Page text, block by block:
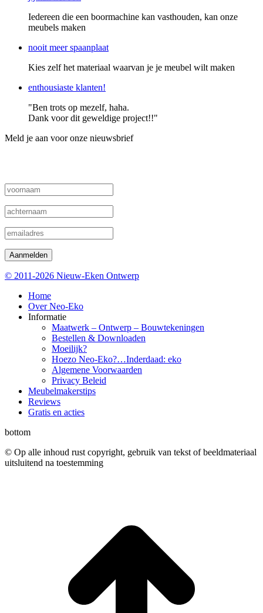
Iedereen die een boormachine kan vasthouden, kan onze
meubels maken
nooit meer spaanplaat
Kies zelf het materiaal waarvan je je meubel wilt maken
enthousiaste klanten!
"Ben trots op mezelf, haha.
Dank voor dit geweldige project!!"
Meld je aan voor onze nieuwsbrief
© 2011-2026 Nieuw-Eken Ontwerp
Home
Over Neo-Eko
Informatie
Maatwerk – Ontwerp – Bouwtekeningen
Bestellen & Downloaden
Moeilijk?
Hoezo Neo-Eko?…Inderdaad: eko
Algemene Voorwaarden
Privacy Beleid
Meubelmakerstips
Reviews
Gratis en acties
bottom
© Op alle inhoud rust copyright, gebruik van tekst of beeldmateriaal
uitsluitend na toestemming